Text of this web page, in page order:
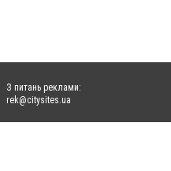
З питань реклами:
rek@citysites.ua